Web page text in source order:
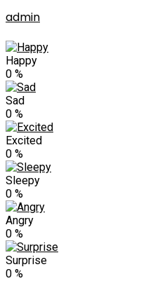
admin
Happy
0 %
Sad
0 %
Excited
0 %
Sleepy
0 %
Angry
0 %
Surprise
0 %